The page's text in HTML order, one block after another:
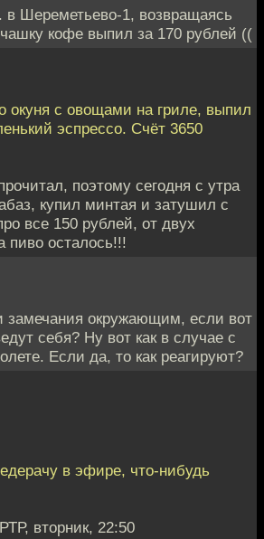
в Шереметьево-1, возвращаясь
кофе выпил за 170 рублей ((
окуня с овощами на гриле, выпил
эспрессо. Счёт 3650
поэтому сегодня с утра
купил минтая и затушил с
все 150 рублей, от двух
пиво осталось!!!
окружающим, если вот
себя? Ну вот как в случае с
Если да, то как реагируют?
в эфире, что-нибудь
вторник, 22:50